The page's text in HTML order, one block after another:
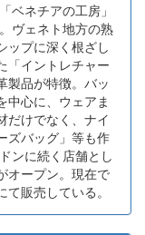
ベネチアの工房」
ヴェネト地方の熟
ップに深く根ざし
「イントレチャー
製品が特徴。バッ
中心に、ウェアま
だけでなく、ナイ
ズバッグ」等も作
ンに続く店舗とし
オープン。現在で
販売している。